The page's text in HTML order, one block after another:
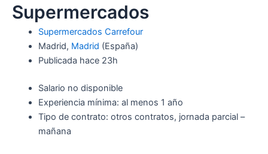
Supermercados
Supermercados Carrefour
Madrid, Madrid (España)
Publicada hace 23h
Salario no disponible
Experiencia mínima: al menos 1 año
Tipo de contrato: otros contratos, jornada parcial –
mañana